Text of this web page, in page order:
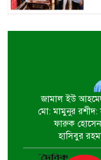
জামাল ইউ
মো: মামুনুর রশীদ:
ফারুক হোসেন
হাসিবুর